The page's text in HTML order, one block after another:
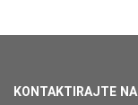
KONTAKTIRAJTE